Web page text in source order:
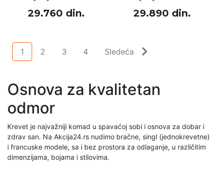
29.760 din. 29.890 din.
1 2 3 4 Sledeća
Osnova za kvalitetan
odmor
Krevet je najvažniji komad u spavaćoj sobi i osnova za dobar i
zdrav san. Na Akcija24.rs nudimo bračne, singl (jednokrevetne)
i francuske modele, sa i bez prostora za odlaganje, u različitim
dimenzijama, bojama i stilovima.